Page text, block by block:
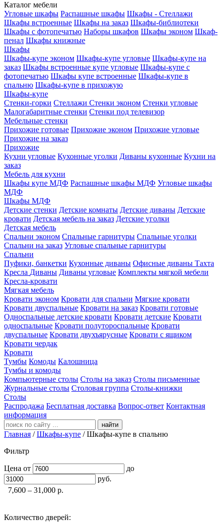
Каталог мебели
Угловые шкафы Распашные шкафы Шкафы - Стеллажи
Шкафы встроенные Шкафы на заказ Шкафы-библиотеки
Шкафы с фотопечатью Наборы шкафов Шкафы эконом Шкаф-
пенал Шкафы книжные
Шкафы
Шкафы-купе эконом Шкафы-купе угловые Шкафы-купе на
заказ Шкафы встроенные купе угловые Шкафы-купе с
фотопечатью Шкафы купе встроенные Шкафы-купе в
спальню Шкафы-купе в прихожую
Шкафы-купе
Стенки-горки Стеллажи Стенки эконом Стенки угловые
Малогабаритные стенки Стенки под телевизор
Мебельные стенки
Прихожие готовые Прихожие эконом Прихожие угловые
Прихожие на заказ
Прихожие
Кухни угловые Кухонные уголки Диваны кухонные Кухни на
заказ
Мебель для кухни
Шкафы купе МДФ Распашные шкафы МДФ Угловые шкафы
МДФ
Шкафы МДФ
Детские стенки Детские комнаты Детские диваны Детские
кровати Детская мебель на заказ Детские уголки
Детская мебель
Спальни эконом Спальные гарнитуры Спальные уголки
Спальни на заказ Угловые спальные гарнитуры
Спальни
Пуфики, банкетки Кухонные диваны Офисные диваны Тахта
Кресла Диваны Диваны угловые Комплекты мягкой мебели
Кресла-кровати
Мягкая мебель
Кровати эконом Кровати для спальни Мягкие кровати
Кровати двуспальные Кровати на заказ Кровати готовые
Односпальные детские кровати Кровати детские Кровати
односпальные Кровати полутороспальные Кровати
двуспальные Кровати двухъярусные Кровати с ящиком
Кровати чердак
Кровати
Тумбы Комоды Калошница
Тумбы и комоды
Компьютерные столы Столы на заказ Столы письменные
Журнальные столы Столовая группа Столы-книжки
Столы
Распродажа Бесплатная доставка Вопрос-ответ Контактная
информация
найти
Главная /Шкафы-купе /Шкафы-купе в спальню
Фильтр
Цена от
до
руб.
7,600 – 31,000 р.
Количество дверей: